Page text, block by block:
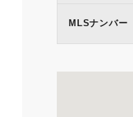
MLSナンバー